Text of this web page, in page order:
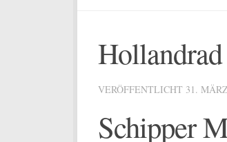
Hollandrad
VERÖFFENTLICHT 31.
Schipper